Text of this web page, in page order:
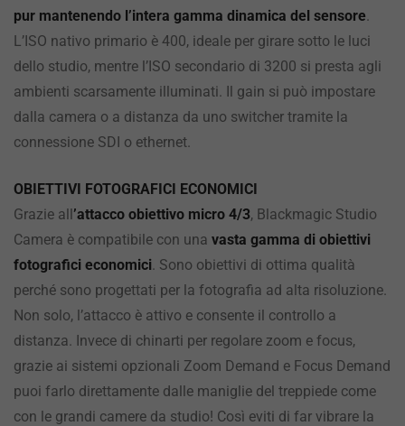
pur mantenendo l’intera gamma dinamica del sensore.
L’ISO nativo primario è 400, ideale per girare sotto le luci
dello studio, mentre l’ISO secondario di 3200 si presta agli
ambienti scarsamente illuminati. Il gain si può impostare
dalla camera o a distanza da uno switcher tramite la
connessione SDI o ethernet.
OBIETTIVI FOTOGRAFICI ECONOMICI
Grazie all’attacco obiettivo micro 4/3, Blackmagic Studio
Camera è compatibile con una vasta gamma di obiettivi
fotografici economici. Sono obiettivi di ottima qualità
perché sono progettati per la fotografia ad alta risoluzione.
Non solo, l’attacco è attivo e consente il controllo a
distanza. Invece di chinarti per regolare zoom e focus,
grazie ai sistemi opzionali Zoom Demand e Focus Demand
puoi farlo direttamente dalle maniglie del treppiede come
con le grandi camere da studio! Così eviti di far vibrare la